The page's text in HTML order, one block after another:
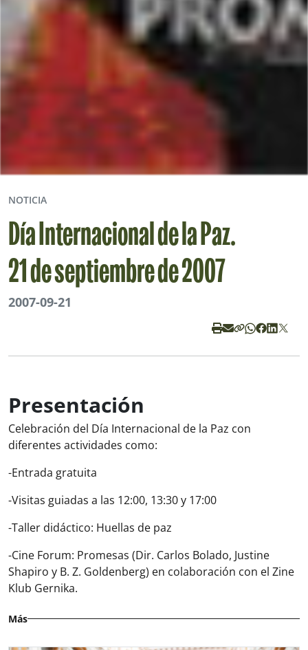
NOTICIA
Día Internacional de la Paz.
21 de septiembre de 2007
2007-09-21
Presentación
Celebración del Día Internacional de la Paz con
diferentes actividades como:
-Entrada gratuita
-Visitas guiadas a las 12:00, 13:30 y 17:00
-Taller didáctico: Huellas de paz
-Cine Forum: Promesas (Dir. Carlos Bolado, Justine
Shapiro y B. Z. Goldenberg) en colaboración con el Zine
Klub Gernika.
Más